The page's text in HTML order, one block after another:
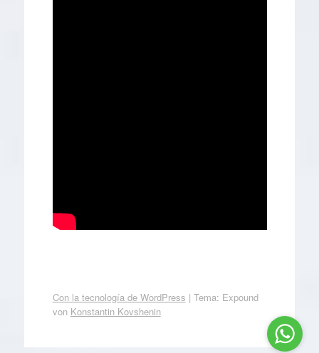
Con la tecnología de WordPress | Tema: Expound
von Konstantin Kovshenin